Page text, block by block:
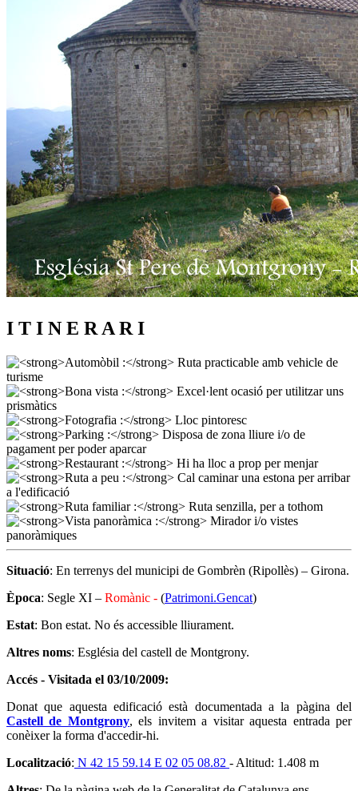
I T I N E R A R I
Situació: En terrenys del municipi de Gombrèn (Ripollès) – Girona.
Època: Segle XI – Romànic - (Patrimoni.Gencat)
Estat: Bon estat. No és accessible lliurament.
Altres noms: Església del castell de Montgrony.
Accés - Visitada el 03/10/2009:
Donat que aquesta edificació està documentada a la pàgina del
Castell de Montgrony, els invitem a visitar aquesta entrada per
conèixer la forma d'accedir-hi.
Localització: N 42 15 59.14 E 02 05 08.82 - Altitud: 1.408 m